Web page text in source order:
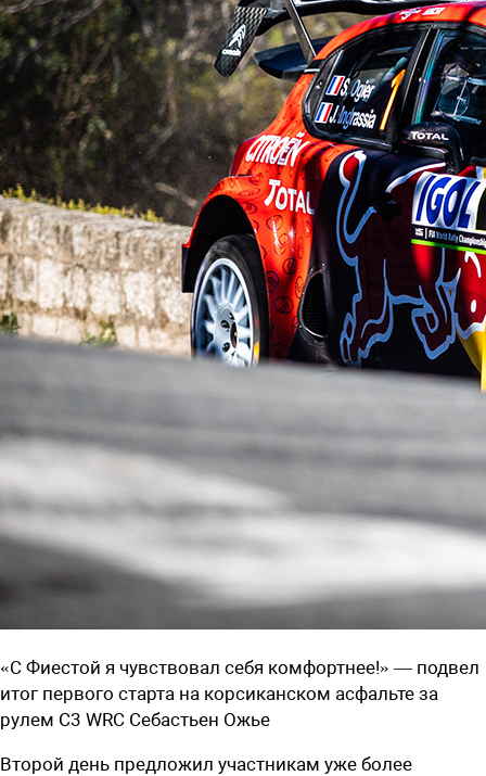
«С Фиестой я чувствовал себя комфортнее!» — подвел
итог первого старта на корсиканском асфальте за
рулем C3 WRC Себастьен Ожье
Второй день предложил участникам уже более